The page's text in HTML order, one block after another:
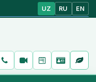
UZ RU EN